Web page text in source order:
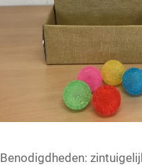
Benodigdheden: